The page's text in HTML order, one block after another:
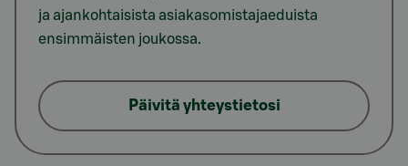
ja ajankohtaisista asiakasomistajaeduista
ensimmäisten joukossa.
Päivitä yhteystietosi